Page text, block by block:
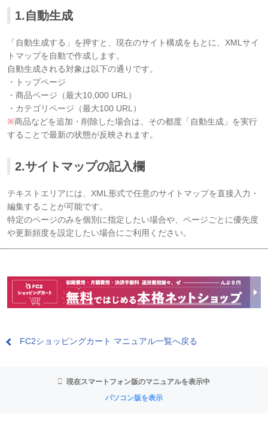
1.自動生成
「自動生成する」を押すと、現在のサイト構成をもとに、XMLサイ
トマップを自動で作成します。
自動生成される対象は以下の通りです。
・トップページ
・商品ページ（最大10,000 URL）
・カテゴリページ（最大100 URL）
※商品などを追加・削除した場合は、その都度「自動生成」を実行
することで最新の状態が反映されます。
2.サイトマップの記入欄
テキストエリアには、XML形式で任意のサイトマップを直接入力・
編集することが可能です。
特定のページのみを個別に指定したい場合や、ページごとに優先度
や更新頻度を設定したい場合にご利用ください。
FC2ショッピングカート マニュアル一覧へ戻る
現在スマートフォン版のマニュアルを表示中
パソコン版を表示